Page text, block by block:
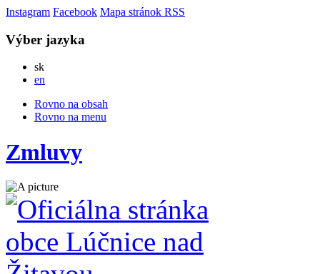
Instagram Facebook Mapa stránok RSS
Výber jazyka
skSlovensky
en
Rovno na obsah
Rovno na menu
Zmluvy